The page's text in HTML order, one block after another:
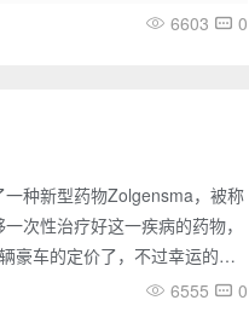
6603 0
种新型药物Zolgensma，被称
次性治疗好这一疾病的药物，
豪车的定价了，不过幸运的
后续投入是非常少的。世界上
6555 0